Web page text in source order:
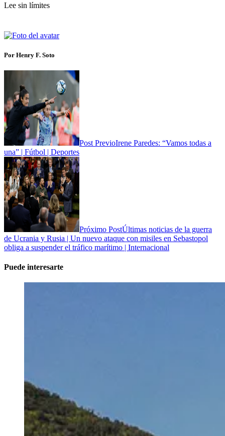
Lee sin límites
Por Henry F. Soto
Post PrevioIrene Paredes: “Vamos todas a
una” | Fútbol | Deportes
Próximo PostÚltimas noticias de la guerra
de Ucrania y Rusia | Un nuevo ataque con misiles en Sebastopol
obliga a suspender el tráfico marítimo | Internacional
Puede interesarte